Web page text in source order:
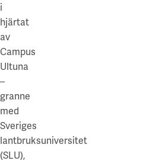
i
hjärtat
av
Campus
Ultuna
–
granne
med
Sveriges
lantbruksuniversitet
(SLU),